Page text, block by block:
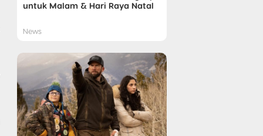
untuk Malam & Hari Raya Natal
News